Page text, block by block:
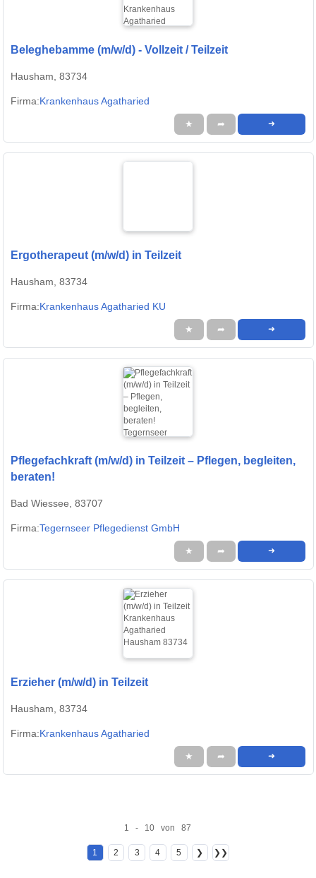
Beleghebamme (m/w/d) - Vollzeit / Teilzeit
Hausham, 83734
Firma:Krankenhaus Agatharied
★ ➦ ➜
Ergotherapeut (m/w/d) in Teilzeit
Hausham, 83734
Firma:Krankenhaus Agatharied KU
★ ➦ ➜
Pflegefachkraft (m/w/d) in Teilzeit – Pflegen, begleiten,
beraten!
Bad Wiessee, 83707
Firma:Tegernseer Pflegedienst GmbH
★ ➦ ➜
Erzieher (m/w/d) in Teilzeit
Hausham, 83734
Firma:Krankenhaus Agatharied
★ ➦ ➜
1 - 10 von 87
1 2 3 4 5 ❯ ❯❯